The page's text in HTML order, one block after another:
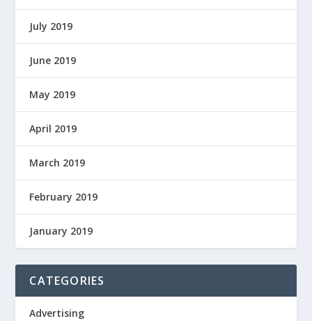
July 2019
June 2019
May 2019
April 2019
March 2019
February 2019
January 2019
CATEGORIES
Advertising